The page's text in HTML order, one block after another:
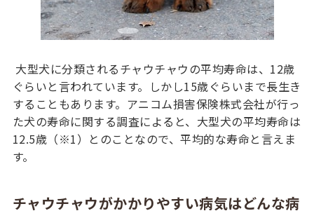
大型犬に分類されるチャウチャウの平均寿命は、12歳
ぐらいと言われています。しかし15歳ぐらいまで長生き
することもあります。アニコム損害保険株式会社が行っ
た犬の寿命に関する調査によると、大型犬の平均寿命は
12.5歳（※1）とのことなので、平均的な寿命と言えま
す。
チャウチャウがかかりやすい病気はどんな病